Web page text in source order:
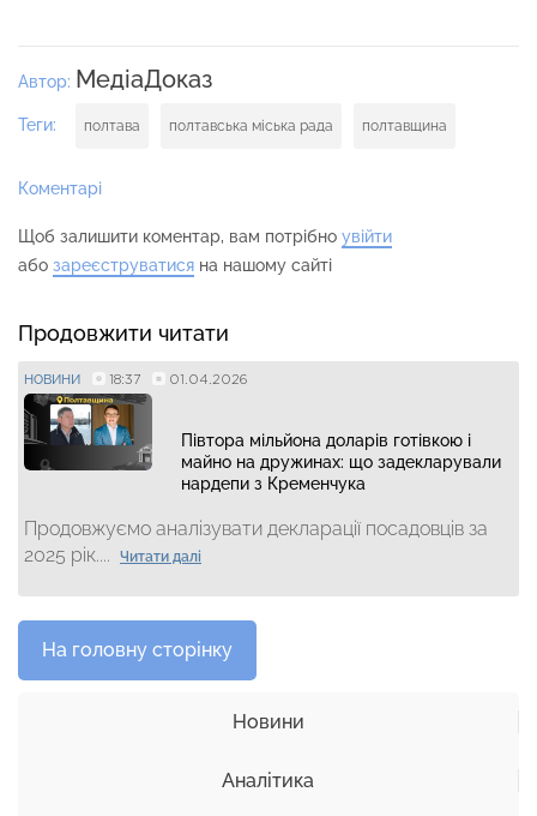
Автор: МедіаДоказ
Теги: полтава полтавська міська рада полтавщина
Коментарі
Щоб залишити коментар, вам потрібно увійти
або зареєструватися на нашому сайті
Продовжити читати
НОВИНИ 18:37 01.04.2026
Півтора мільйона доларів готівкою і
майно на дружинах: що задекларували
нардепи з Кременчука
Продовжуємо аналізувати декларації посадовців за
2025 рік....
Читати далі
На головну сторінку
Новини
Аналітика